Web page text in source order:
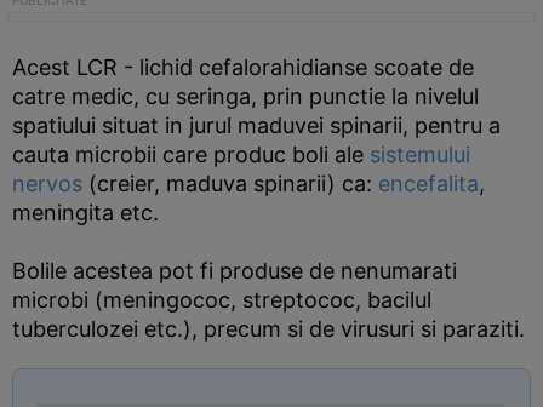
Acest LCR - lichid cefalorahidianse scoate de
catre medic, cu seringa, prin punctie la nivelul
spatiului situat in jurul maduvei spinarii, pentru a
cauta microbii care produc boli ale sistemului
nervos (creier, maduva spinarii) ca: encefalita,
meningita etc.
Bolile acestea pot fi produse de nenumarati
microbi (meningococ, streptococ, bacilul
tuberculozei etc.), precum si de virusuri si paraziti.